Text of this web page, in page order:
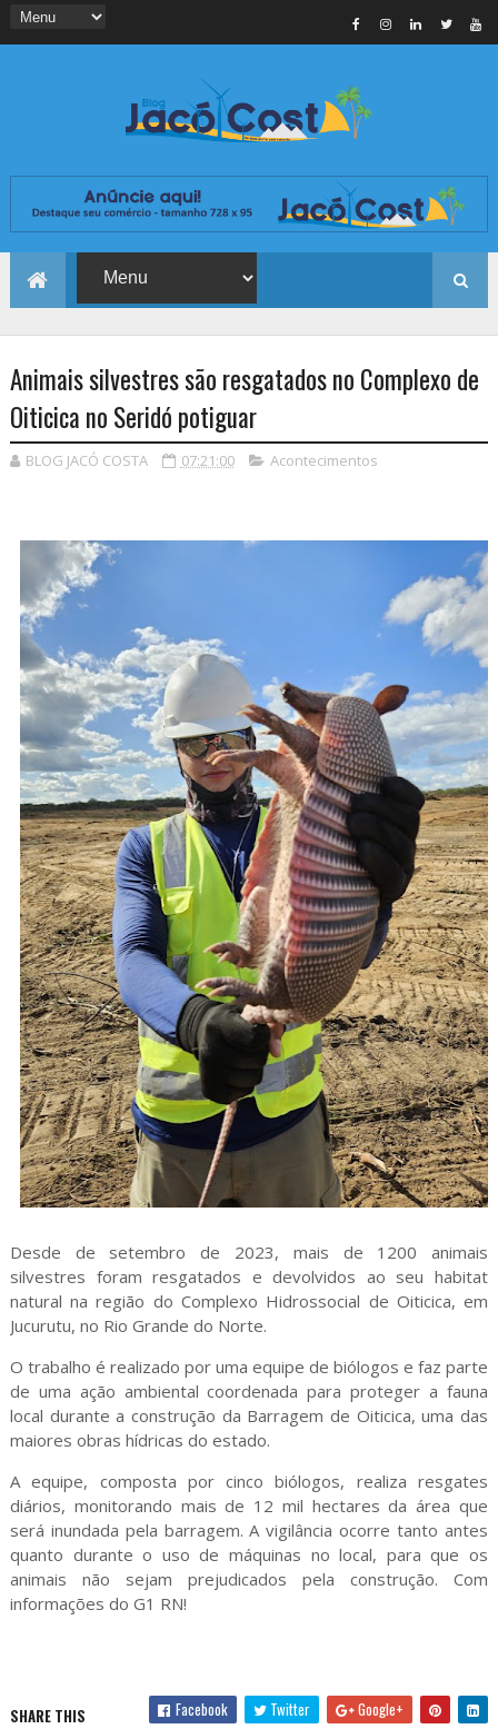
Animais silvestres são resgatados no Complexo de
Oiticica no Seridó potiguar
BLOG JACÓ COSTA 07:21:00 Acontecimentos
Desde de setembro de 2023, mais de 1200 animais
silvestres foram resgatados e devolvidos ao seu habitat
natural na região do Complexo Hidrossocial de Oiticica, em
Jucurutu, no Rio Grande do Norte.
O trabalho é realizado por uma equipe de biólogos e faz parte
de uma ação ambiental coordenada para proteger a fauna
local durante a construção da Barragem de Oiticica, uma das
maiores obras hídricas do estado.
A equipe, composta por cinco biólogos, realiza resgates
diários, monitorando mais de 12 mil hectares da área que
será inundada pela barragem. A vigilância ocorre tanto antes
quanto durante o uso de máquinas no local, para que os
animais não sejam prejudicados pela construção. Com
informações do G1 RN!
SHARE THIS Facebook Twitter Google+